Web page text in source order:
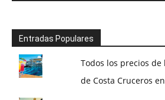
Entradas Populares
Todos los precios
de Costa Cruceros